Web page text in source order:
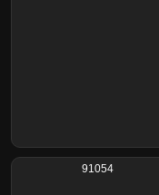
91054